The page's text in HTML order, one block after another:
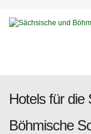
Hotels für die
Böhmische